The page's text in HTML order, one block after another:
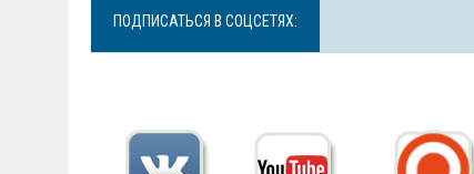
19.01.2022 ПОЧЕМУ ТЕЛЕСКОП JAMES WEBB ТАК ВАЖЕН
ПОДПИСАТЬСЯ В СОЦСЕТЯХ: